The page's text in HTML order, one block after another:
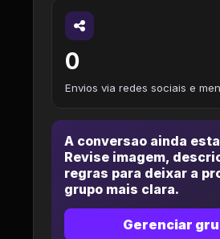
0
Envios via redes sociais e
A conversao ainda
Revise imagem,
regras para deixar a
grupo mais clara.
Gerenciar